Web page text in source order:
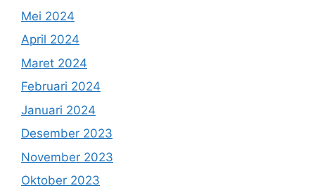
Mei 2024
April 2024
Maret 2024
Februari 2024
Januari 2024
Desember 2023
November 2023
Oktober 2023